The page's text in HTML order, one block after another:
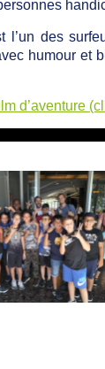
l’un des
humour et
d’aventure